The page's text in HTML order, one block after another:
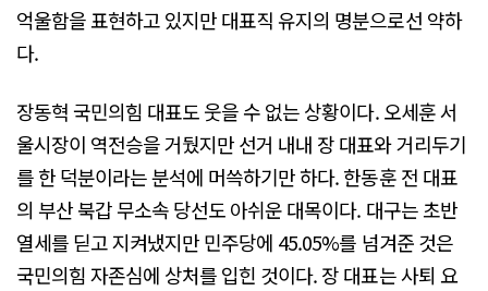
억울함을 표현하고 있지만 대표직 유지의 명분으로선 약하
다.
장동혁 국민의힘 대표도 웃을 수 없는 상황이다. 오세훈 서
울시장이 역전승을 거뒀지만 선거 내내 장 대표와 거리두기
를 한 덕분이라는 분석에 머쓱하기만 하다. 한동훈 전 대표
의 부산 북갑 무소속 당선도 아쉬운 대목이다. 대구는 초반
열세를 딛고 지켜냈지만 민주당에 45.05%를 넘겨준 것은
국민의힘 자존심에 상처를 입힌 것이다. 장 대표는 사퇴 요